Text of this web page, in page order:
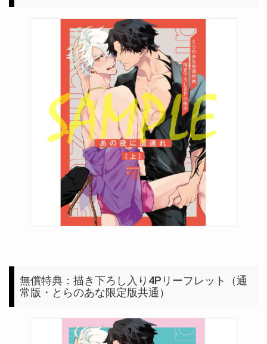
無償特典：描き下ろし入り4Pリーフレット（通
常版・とらのあな限定版共通）